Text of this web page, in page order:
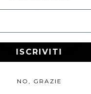
ISCRIVITI
NO, GRAZIE